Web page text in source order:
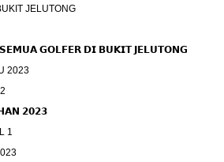
JELUTONG
𝗚𝗢𝗟𝗙𝗘𝗥 𝗗𝗜 𝗕𝗨𝗞𝗜𝗧 𝗝𝗘𝗟𝗨𝗧𝗢𝗡𝗚
2023
𝟮𝟬𝟮𝟯
1